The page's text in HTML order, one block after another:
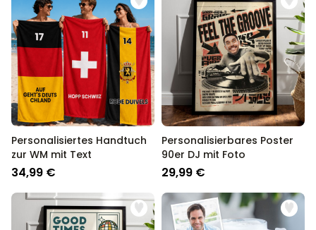
Personalisiertes Handtuch
zur WM mit Text
34,99 €
Personalisierbares Poster
90er DJ mit Foto
29,99 €